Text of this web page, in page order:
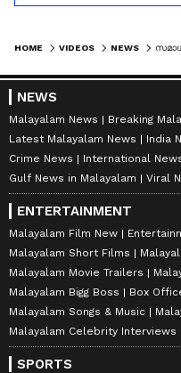
HOME VIDEOS NEWS
NEWS
Malayalam News
Breaking
Latest Malayalam News
India
Crime News
International
Gulf News in Malayalam
Viral
ENTERTAINMENT
Malayalam Film New
Malayalam Short Films
Malayalam Movie Trailers
Malayalam Bigg Boss
Box
Malayalam Songs & Music
Malayalam Celebrity Interviews
SPORTS